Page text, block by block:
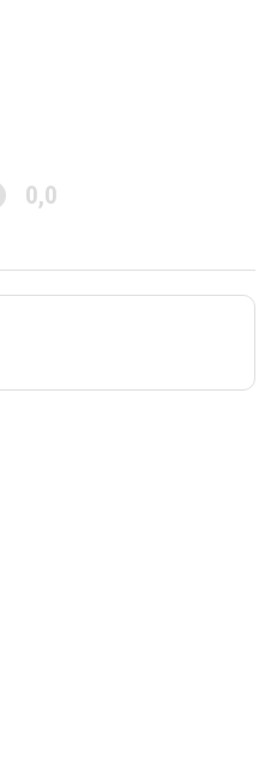
0,0